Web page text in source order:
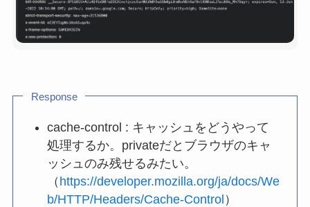
Response
cache-control : キャッシュをどうやって
処理するか。privateだとブラウザのキャ
ッシュのみ残せるみたい。
（ https://developer.mozilla.org/ja/docs/We
b/HTTP/Headers/Cache-Control ）